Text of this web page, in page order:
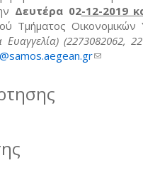
Δευτέρα 02-12-2019
Τμήματος
Ευαγγελία) (2273082062,
(link